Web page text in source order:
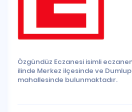
Özgündüz Eczanesi isimli
ilinde Merkez ilçesinde ve
mahallesinde bulunmaktadır.